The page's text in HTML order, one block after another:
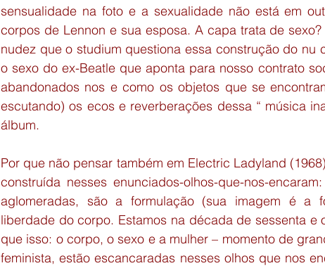
sensualidade na foto e a sexualidade não está em
corpos de Lennon e sua esposa. A capa trata de
nudez que o studium questiona essa construção do nu
o sexo do ex-Beatle que aponta para nosso contrato
abandonados nos e como os objetos que se
escutando) os ecos e reverberações dessa “ música
álbum.
Por que não pensar também em Electric Ladyland
construída nesses enunciados-olhos-que-nos-
aglomeradas, são a formulação (sua imagem é a
liberdade do corpo. Estamos na década de sessenta
que isso: o corpo, o sexo e a mulher – momento de
feminista, estão escancaradas nesses olhos que nos